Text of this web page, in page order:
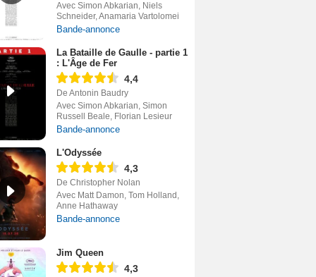
Avec Simon Abkarian, Niels
Schneider, Anamaria Vartolomei
Bande-annonce
La Bataille de Gaulle - partie 1
: L'Âge de Fer
4,4
De Antonin Baudry
Avec Simon Abkarian, Simon
Russell Beale, Florian Lesieur
Bande-annonce
L'Odyssée
4,3
De Christopher Nolan
Avec Matt Damon, Tom Holland,
Anne Hathaway
Bande-annonce
Jim Queen
4,3